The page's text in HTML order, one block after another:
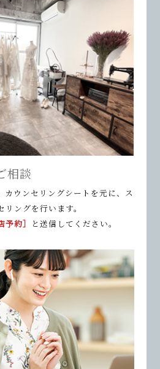
相談
カウンセリングシートを元に、ス
ングを行います。
予約］ と送信してください。